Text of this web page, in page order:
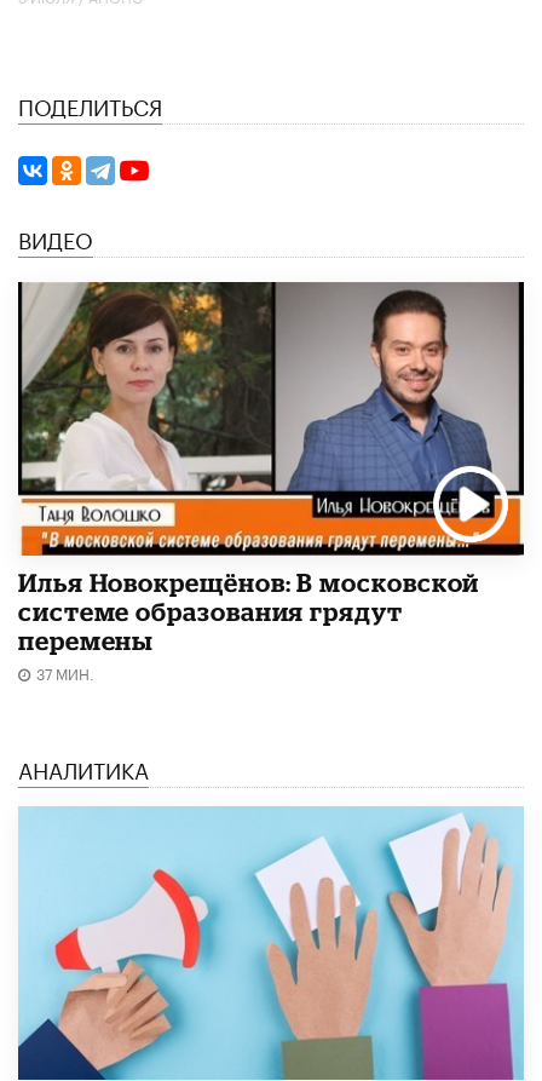
ПОДЕЛИТЬСЯ
ВИДЕО
Илья Новокрещёнов: В московской
системе образования грядут
перемены
37 МИН.
АНАЛИТИКА